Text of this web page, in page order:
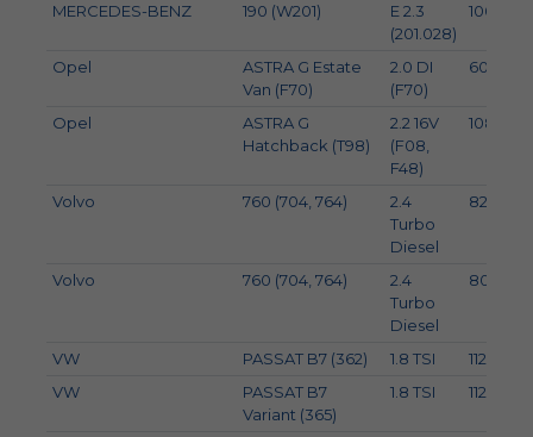
MERCEDES-BENZ
190 (W201)
E 2.3
(201.028)
100
Opel
ASTRA G Estate
Van (F70)
2.0 DI
(F70)
60
Opel
ASTRA G
Hatchback (T98)
2.2 16V
(F08,
F48)
108
Volvo 760 (704, 764)
2.4
Turbo
Diesel
82
Volvo 760 (704, 764)
2.4
Turbo
Diesel
80
VW PASSAT B7 (362) 1.8 TSI 112
VW
PASSAT B7
Variant (365)
1.8 TSI 112